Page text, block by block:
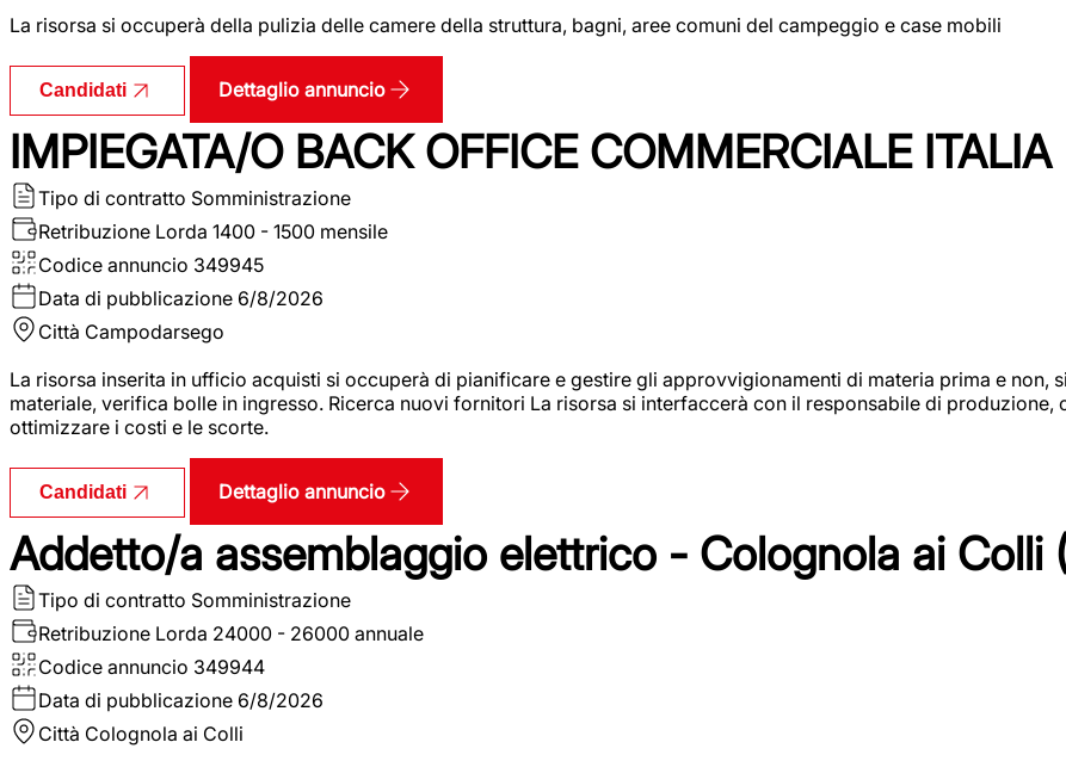
La risorsa si occuperà della pulizia delle camere della struttura, bagni, aree comuni del campeggio e case mobili
Candidati Dettaglio annuncio
IMPIEGATA/O BACK OFFICE COMMERCIALE ITALIA
Tipo di contratto Somministrazione
Retribuzione Lorda 1400 - 1500 mensile
Codice annuncio 349945
Data di pubblicazione 6/8/2026
Città Campodarsego
La risorsa inserita in ufficio acquisti si occuperà di pianificare e gestire gli approvvigionamenti di materia prima e
materiale, verifica bolle in ingresso. Ricerca nuovi fornitori La risorsa si interfaccerà con il responsabile di
ottimizzare i costi e le scorte.
Candidati Dettaglio annuncio
Addetto/a assemblaggio elettrico - Colognola ai Colli
Tipo di contratto Somministrazione
Retribuzione Lorda 24000 - 26000 annuale
Codice annuncio 349944
Data di pubblicazione 6/8/2026
Città Colognola ai Colli